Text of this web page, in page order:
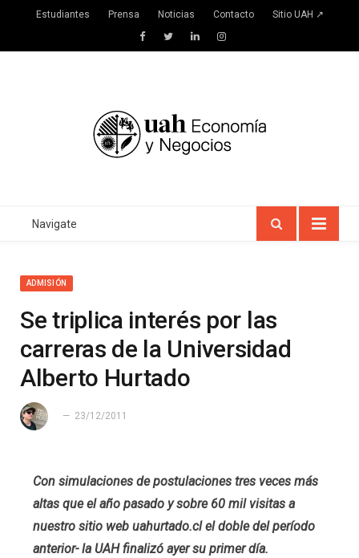
Estudiantes Prensa Noticias Contacto Sitio UAH ↗
FacebookTwitterLinkedInInstagram
Navigate
ADMISIÓN
Se triplica interés por las
carreras de la Universidad
Alberto Hurtado
23/12/2011
Con simulaciones de postulaciones tres veces más
altas que el año pasado y sobre 60 mil visitas a
nuestro sitio web uahurtado.cl el doble del período
anterior- la UAH finalizó ayer su primer día.